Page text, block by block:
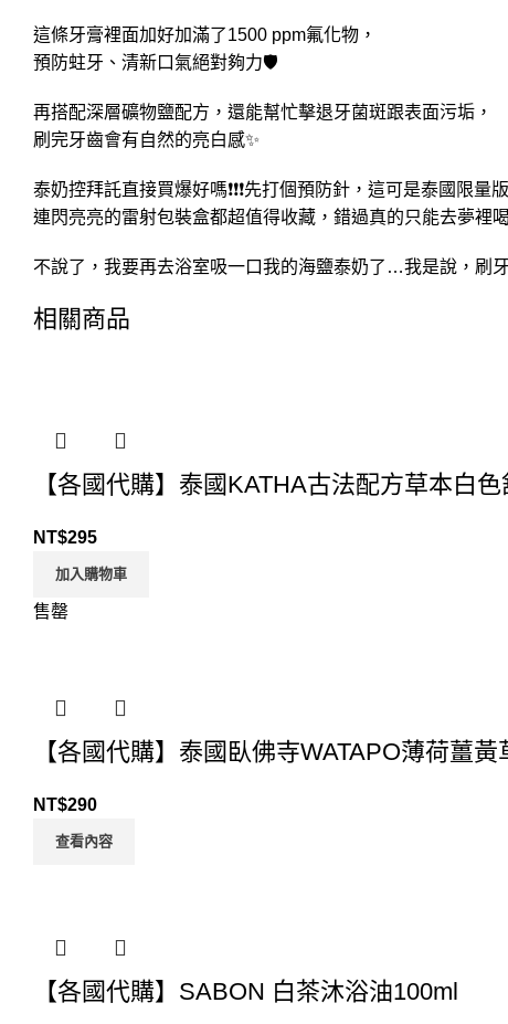
這條牙膏裡面加好加滿了1500 ppm氟化物，
預防蛀牙、清新口氣絕對夠力🛡️
再搭配深層礦物鹽配方，還能幫忙擊退牙菌斑跟表面污垢，
刷完牙齒會有自然的亮白感✨
泰奶控拜託直接買爆好嗎❗❗❗先打個預防針，這可是泰國限量版
連閃亮亮的雷射包裝盒都超值得收藏，錯過真的只能去夢裡
不說了，我要再去浴室吸一口我的海鹽泰奶了…我是說，刷
相關商品
【各國代購】泰國KATHA古法配方草本白
NT$295
加入購物車
售罄
【各國代購】泰國臥佛寺WATAPO薄荷薑
NT$290
查看內容
【各國代購】SABON 白茶沐浴油100ml